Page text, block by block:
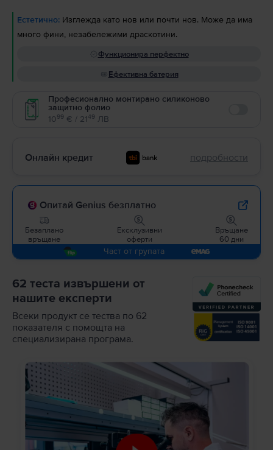
Естетично: Изглежда като нов или почти нов. Може да има
много фини, незабележими драскотини.
Функционира перфектно
Ефективна батерия
Професионално монтирано силиконово
защитно фолио
1099 € / 2149 ЛВ
Онлайн кредит подробности
Опитай Genius безплатно
Безаплано
връщане
Ексклузивни
оферти
Връщане
60 дни
Част от групата
62 теста извършени от
нашите експерти
Всеки продукт се тества по 62
показателя с помощта на
специализирана програма.